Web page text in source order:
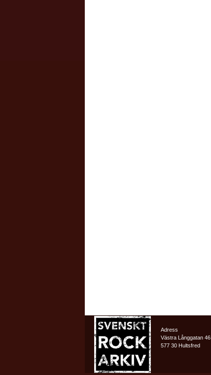
Adress
Västra Långgatan 46
577 30 Hultsfred